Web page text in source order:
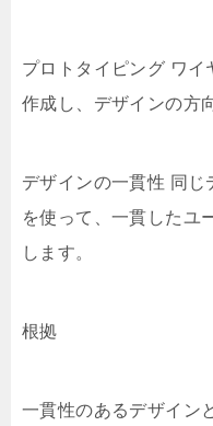
プロトタイピング ワ
作成し、デザインの方
デザインの一貫性 同じ
を使って、一貫したユ
します。
根拠
一貫性のあるデザイン